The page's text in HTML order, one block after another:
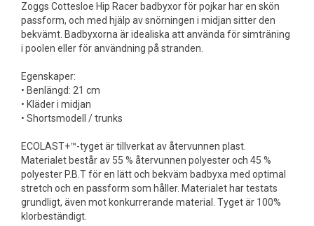
Zoggs Cottesloe Hip Racer badbyxor för pojkar har en skön
passform, och med hjälp av snörningen i midjan sitter den
bekvämt. Badbyxorna är idealiska att använda för simträning
i poolen eller för användning på stranden.
Egenskaper:
• Benlängd: 21 cm
• Kläder i midjan
• Shortsmodell / trunks
ECOLAST+™-tyget är tillverkat av återvunnen plast.
Materialet består av 55 % återvunnen polyester och 45 %
polyester P.B.T för en lätt och bekväm badbyxa med optimal
stretch och en passform som håller. Materialet har testats
grundligt, även mot konkurrerande material. Tyget är 100%
klorbeständigt.